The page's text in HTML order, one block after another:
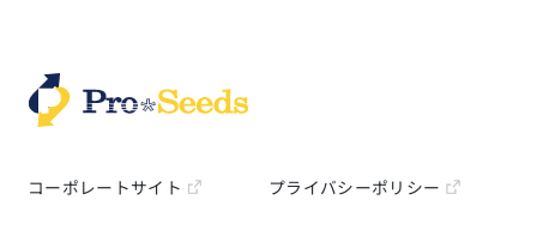
コーポレートサイト プライバシーポリシー